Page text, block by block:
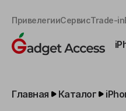
ПривелегииСервисTrade-in
Главная Каталог